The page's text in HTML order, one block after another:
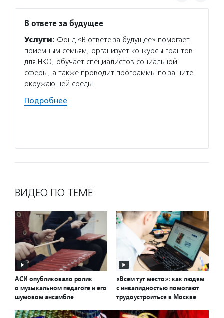
В ответе за будущее
Услуги: Фонд «В ответе за будущее» помогает
приемным семьям, организует конкурсы грантов
для НКО, обучает специалистов социальной
сферы, а также проводит программы по защите
окружающей среды.
Подробнее
ВИДЕО ПО ТЕМЕ
АСИ опубликовало ролик
о музыкальном педагоге и его
шумовом ансамбле
«Всем тут место»: как людям
с инвалидностью помогают
трудоустроиться в Москве